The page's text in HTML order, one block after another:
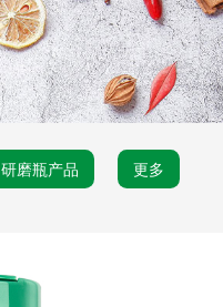
研磨瓶产品 更多